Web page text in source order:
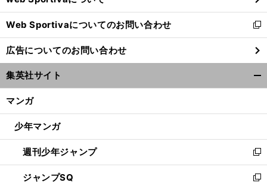
開
く
Web Sportivaについてのお問い合わせ
新
し
い
ウ
ィ
ン
ウ
開
く
広告についてのお問い合わせ
集英社サイト
マンガ
少年マンガ
週刊少年ジャンプ
新
し
い
ジャンプSQ
新